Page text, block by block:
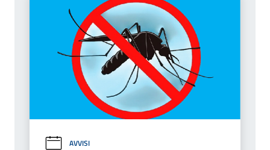
AVVISI